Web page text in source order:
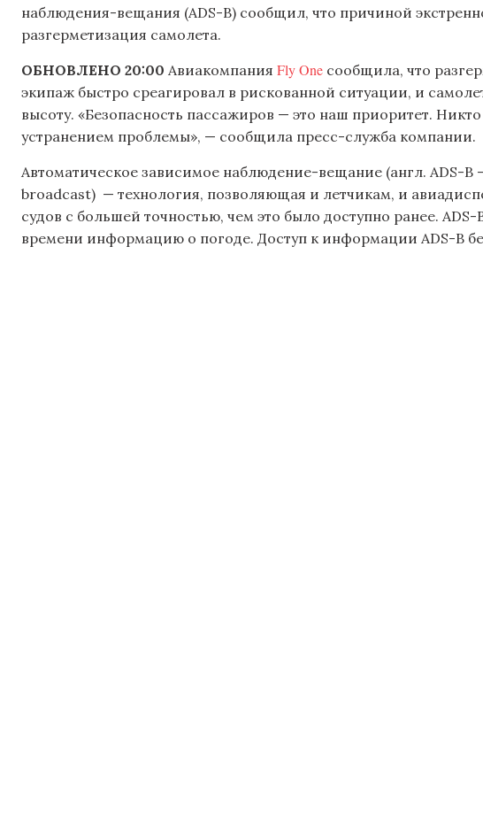
наблюдения-вещания (ADS-B) сообщил, что причиной
разгерметизация самолета.
ОБНОВЛЕНО 20:00 Авиакомпания Fly One сообщила, что
экипаж быстро среагировал в рискованной ситуации, и
высоту. «Безопасность пассажиров — это наш приоритет.
устранением проблемы», — сообщила пресс-служба компании.
Автоматическое зависимое наблюдение-вещание (англ. ADS-
broadcast) — технология, позволяющая и летчикам, и
судов с большей точностью, чем это было доступно ранее.
времени информацию о погоде. Доступ к информации ADS-B